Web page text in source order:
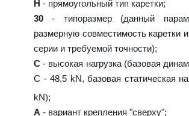
H - прямоугольный тип каретки;
30 - типоразмер (данный
размерную совместимость каретки
серии и требуемой точности);
C - высокая нагрузка (базовая
C - 48,5 kN, базовая статическая
kN);
A - вариант крепления "сверху";